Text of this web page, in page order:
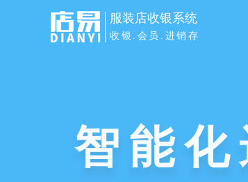
服装店收银系统
收银.会员.进销存
会员促